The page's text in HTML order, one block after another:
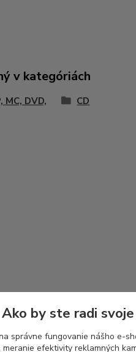
v kategóriách
MC, DVD,
CD
Ako by ste radi
správne fungovanie nášho e-
efektivity reklamných